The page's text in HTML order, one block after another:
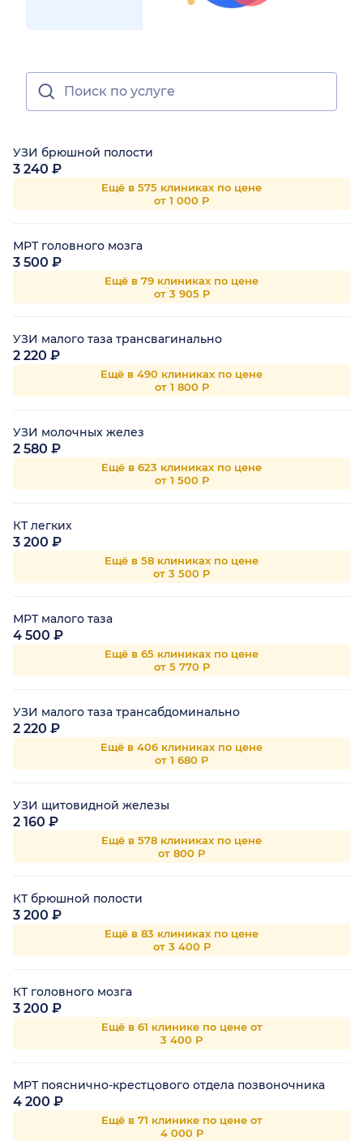
УЗИ брюшной полости
3 240 ₽
Ещё в 575 клиниках по цене
от 1 000 Р
МРТ головного мозга
3 500 ₽
Ещё в 79 клиниках по цене
от 3 905 Р
УЗИ малого таза трансвагинально
2 220 ₽
Ещё в 490 клиниках по цене
от 1 800 Р
УЗИ молочных желез
2 580 ₽
Ещё в 623 клиниках по цене
от 1 500 Р
КТ легких
3 200 ₽
Ещё в 58 клиниках по цене
от 3 500 Р
МРТ малого таза
4 500 ₽
Ещё в 65 клиниках по цене
от 5 770 Р
УЗИ малого таза трансабдоминально
2 220 ₽
Ещё в 406 клиниках по цене
от 1 680 Р
УЗИ щитовидной железы
2 160 ₽
Ещё в 578 клиниках по цене
от 800 Р
КТ брюшной полости
3 200 ₽
Ещё в 83 клиниках по цене
от 3 400 Р
КТ головного мозга
3 200 ₽
Ещё в 61 клинике по цене от
3 400 Р
МРТ пояснично-крестцового отдела позвоночника
4 200 ₽
Ещё в 71 клинике по цене от
4 000 Р